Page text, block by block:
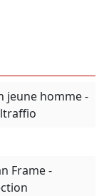
jeune homme -
Frame -